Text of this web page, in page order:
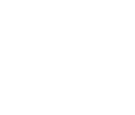
é bom jogador, muito
Se não fizer isso,